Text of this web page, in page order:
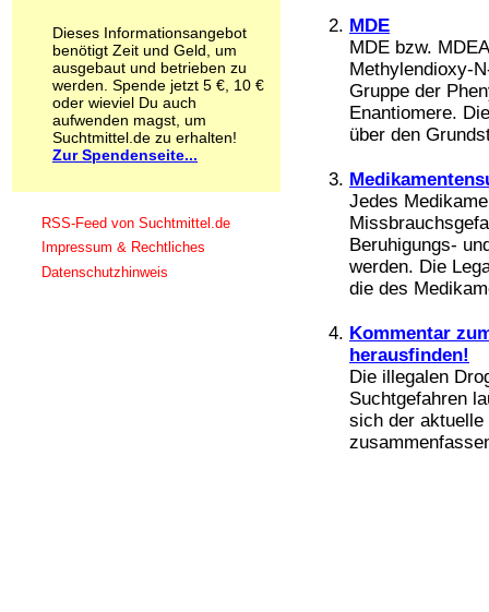
MDE
MDE bzw.
Methylendioxy-
Gruppe der
Enantiomere.
über den
Jedes
Beruhigungs-
werden. Die
die des
Kommentar
herausfinden!
Die illegalen
Suchtgefahren
sich der aktuelle
Psychopharmaka
Schlafmittel
Schmerzmittel
Schnüffelstoffe
Spice
Sucht / Süchte
Alkoholsucht
Co-Abhängigkeit
Computersucht
Ess-Brechsucht
Essstörungen
Fernsehsucht
Dieses Informationsangebot
benötigt Zeit und Geld, um
ausgebaut und betrieben zu
werden. Spende jetzt 5 €, 10 €
oder wieviel Du auch
aufwenden magst, um
Suchtmittel.de zu erhalten!
Zur Spendenseite...
RSS-Feed von Suchtmittel.de
Impressum & Rechtliches
Datenschutzhinweis